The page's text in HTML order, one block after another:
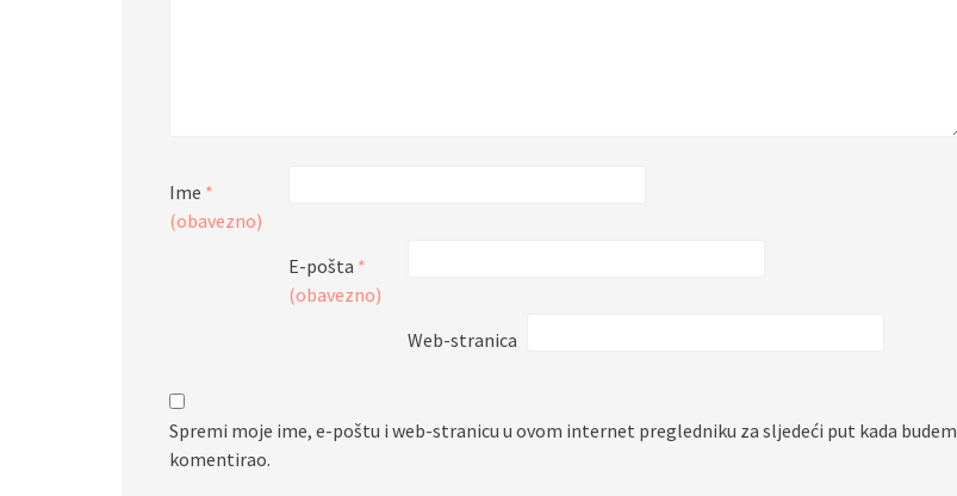
Ime *
(obavezno)
E-pošta *
(obavezno)
Web-stranica
Spremi moje ime, e-poštu i web-stranicu u ovom internet pregledniku za sljedeći put kada budem
komentirao.